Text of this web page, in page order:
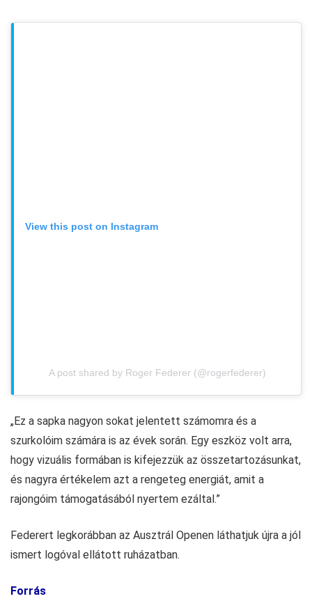
View this post on Instagram
A post shared by Roger Federer (@rogerfederer)
„Ez a sapka nagyon sokat jelentett számomra és a
szurkolóim számára is az évek során. Egy eszköz volt arra,
hogy vizuális formában is kifejezzük az összetartozásunkat,
és nagyra értékelem azt a rengeteg energiát, amit a
rajongóim támogatásából nyertem ezáltal.”
Federert legkorábban az Ausztrál Openen láthatjuk újra a jól
ismert logóval ellátott ruházatban.
Forrás